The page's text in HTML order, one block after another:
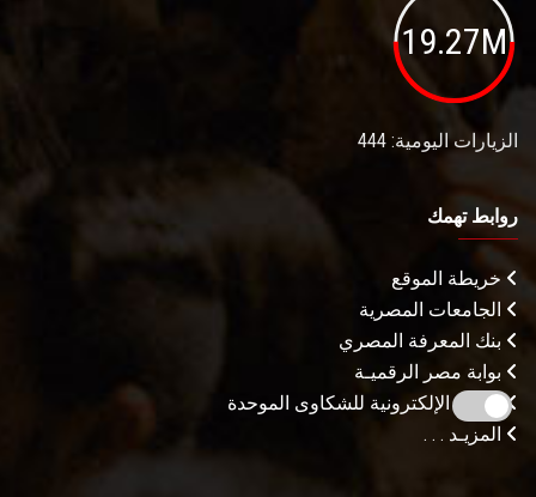
19.27M
الزيارات اليومية: 444
روابط تهمك
خريطة الموقع
الجامعات المصرية
بنك المعرفة المصري
بوابة مصر الرقميـة
البوابة الإلكترونية للشكاوى الموحدة
المزيـد . . .